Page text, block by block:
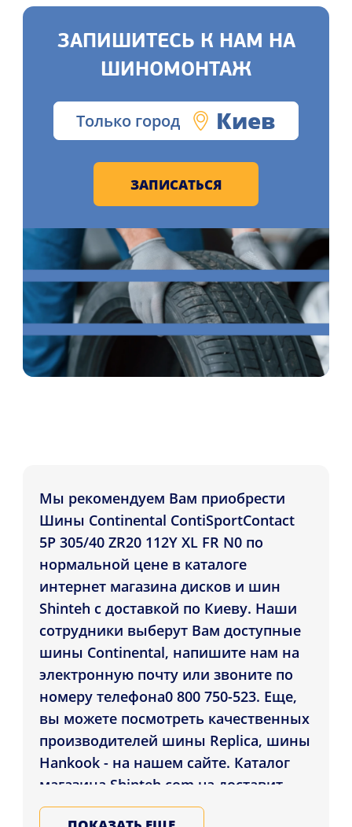
ЗАПИШИТЕСЬ К НАМ НА
ШИНОМОНТАЖ
Только город Киев
ЗАПИСАТЬСЯ
Мы рекомендуем Вам приобрести
Шины Continental ContiSportContact
5P 305/40 ZR20 112Y XL FR N0 по
нормальной цене в каталоге
интернет магазина дисков и шин
Shinteh с доставкой по Киеву. Наши
сотрудники выберут Вам доступные
шины Continental, напишите нам на
электронную почту или звоните по
номеру телефона0 800 750-523. Еще,
вы можете посмотреть качественных
производителей шины Replica, шины
Hankook - на нашем сайте. Каталог
магазина Shinteh.com.ua доставит
Шины Continental ContiSportContact